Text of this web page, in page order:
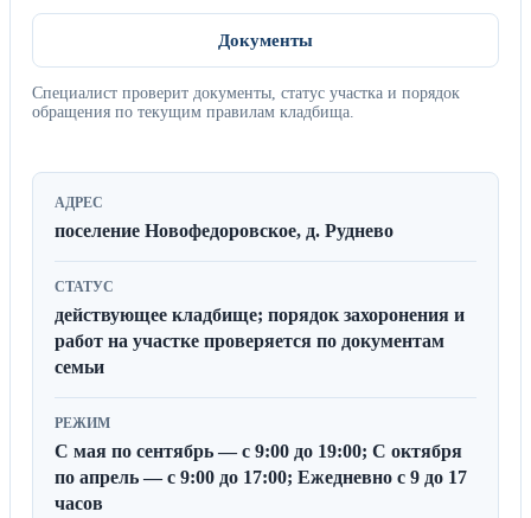
Документы
Специалист проверит документы, статус участка и порядок
обращения по текущим правилам кладбища.
АДРЕС
поселение Новофедоровское, д. Руднево
СТАТУС
действующее кладбище; порядок захоронения и
работ на участке проверяется по документам
семьи
РЕЖИМ
С мая по сентябрь — с 9:00 до 19:00; С октября
по апрель — с 9:00 до 17:00; Ежедневно с 9 до 17
часов